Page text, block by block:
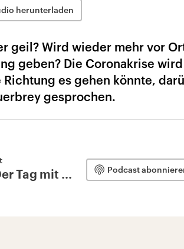
herunterladen
geil? Wird wieder mehr vor
geben? Die Coronakrise
es gehen könnte,
gesprochen.
Tag mit ... Podcast